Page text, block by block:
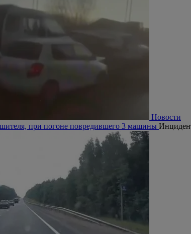
Новости
при погоне повредившего 3 машины